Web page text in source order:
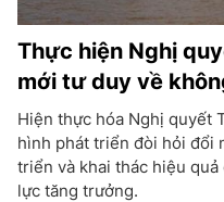
Thực hiện Nghị
mới tư duy về
Hiện thực hóa Nghị quyết
hình phát triển đòi hỏi đổi
triển và khai thác hiệu
lực tăng trưởng.